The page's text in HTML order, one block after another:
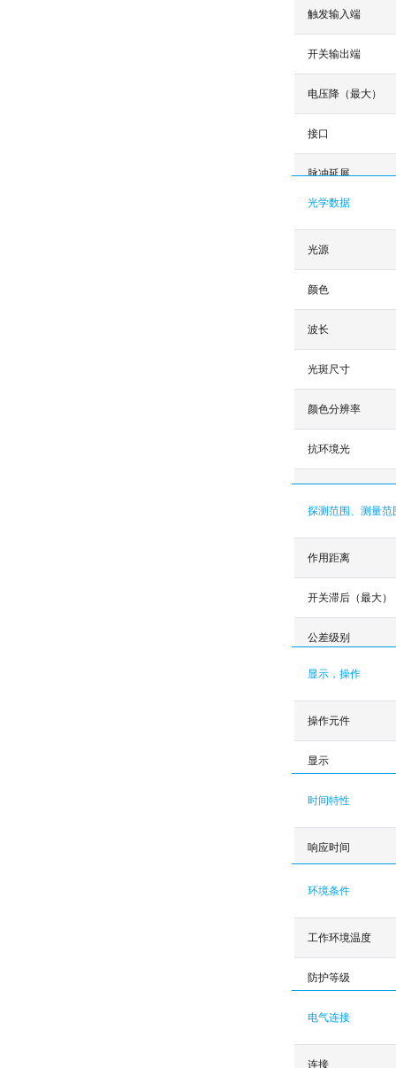
触发输入端
开关输出端
电压降（最大）
接口
脉冲延展
光学数据
光源
颜色
波长
光斑尺寸
颜色分辨率
抗环境光
探测范围、测量范
作用距离
开关滞后（最大）
公差级别
显示，操作
操作元件
显示
时间特性
响应时间
环境条件
工作环境温度
防护等级
电气连接
连接